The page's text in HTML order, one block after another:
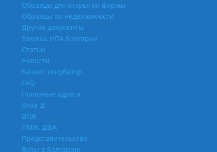
Образцы для открытия фирмы
Образцы по недвижимости
Другие документы
Законы, НПА Болгарии
Статьи
Новости
Бизнес инкубатор
FAQ
Полезные адреса
Виза Д
ВНЖ
ПМЖ, ДВЖ
Представительство
Визы в Болгарию